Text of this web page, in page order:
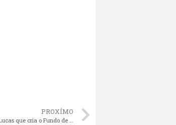
PROXÍMO
Proposta de autoria do deputado Pedro Lucas que cria o Fundo de Combate ao Câncer avança na Câmara